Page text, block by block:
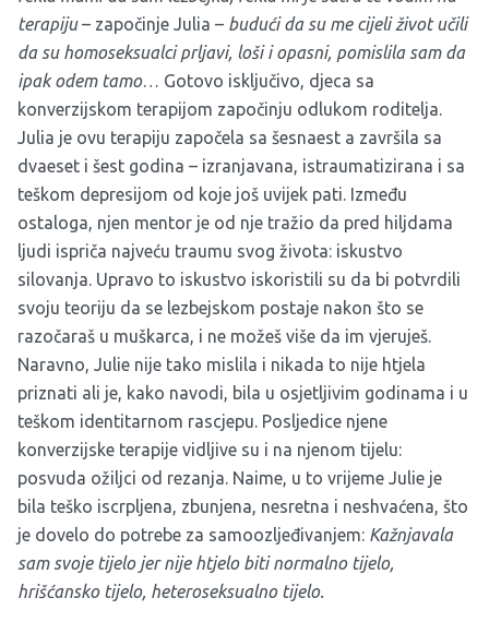
terapiju– započinje Julia – budući da su me cijeli život učili
da su homoseksualci prljavi, loši i opasni, pomislila sam da
ipak odem tamo… Gotovo isključivo, djeca sa
konverzijskom terapijom započinju odlukom roditelja.
Julia je ovu terapiju započela sa šesnaest a završila sa
dvaeset i šest godina – izranjavana, istraumatizirana i sa
teškom depresijom od koje još uvijek pati. Između
ostaloga, njen mentor je od nje tražio da pred hiljdama
ljudi ispriča najveću traumu svog života: iskustvo
silovanja. Upravo to iskustvo iskoristili su da bi potvrdili
svoju teoriju da se lezbejskom postaje nakon što se
razočaraš u muškarca, i ne možeš više da im vjeruješ.
Naravno, Julie nije tako mislila i nikada to nije htjela
priznati ali je, kako navodi, bila u osjetljivim godinama i u
teškom identitarnom rascjepu. Posljedice njene
konverzijske terapije vidljive su i na njenom tijelu:
posvuda ožiljci od rezanja. Naime, u to vrijeme Julie je
bila teško iscrpljena, zbunjena, nesretna i neshvaćena, što
je dovelo do potrebe za samoozljeđivanjem: Kažnjavala
sam svoje tijelo jer nije htjelo biti normalno tijelo,
hrišćansko tijelo, heteroseksualno tijelo.